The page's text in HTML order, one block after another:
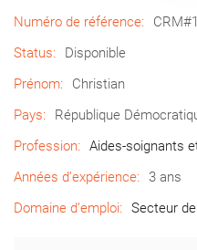
Numéro de référence:
Status:
Disponible
Prénom:
Christian
Pays:
République
Profession:
Aides-soignants
Années d’expérience:
3 ans
Domaine d’emploi:
Secteur